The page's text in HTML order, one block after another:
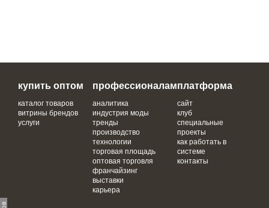
купить оптом
каталог товаров
витрины брендов
услуги
профессионалам
аналитика
индустрия моды
тренды
производство
технологии
торговая площадь
оптовая торговля
франчайзинг
выставки
карьера
платформа
сайт
клуб
специальные
проекты
как работать в
системе
контакты